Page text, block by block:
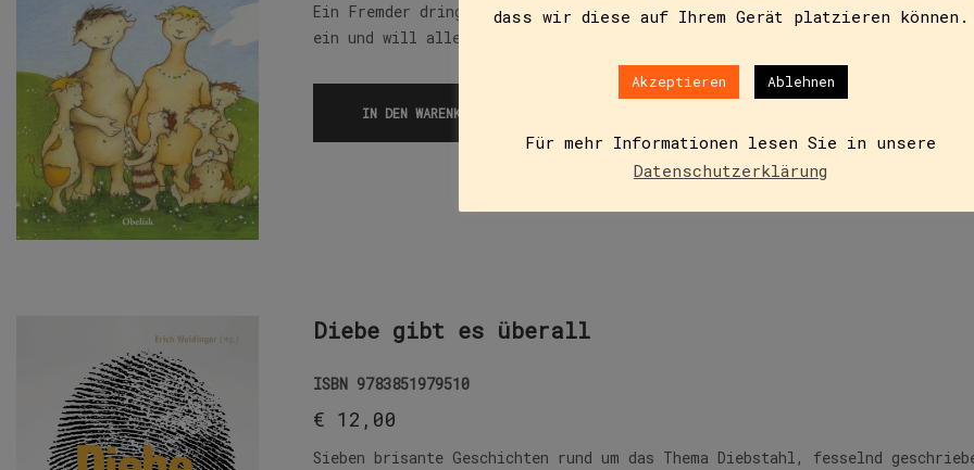
Ein Fremder dringt in das beschauliche Leben dieser so liebenswerten, aber
ein und will alles anders machen. Mit der Hilfe ihrer Freunde,…
IN DEN WARENKORB
Diebe gibt es überall
ISBN 9783851979510
€ 12,00
Sieben brisante Geschichten rund um das Thema Diebstahl, fesselnd
dass wir diese auf Ihrem Gerät platzieren können.
Akzeptieren Ablehnen
Für mehr Informationen lesen Sie in unsere
Datenschutzerklärung